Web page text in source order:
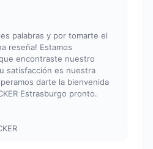
palabras y por tomarte el
reseña! Estamos
encontraste nuestro
satisfacción es nuestra
darte la bienvenida
Estrasburgo pronto.